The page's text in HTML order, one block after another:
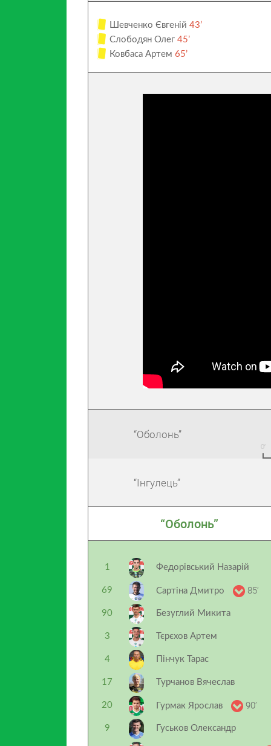
Шевченко Євгеній 43’
Слободян Олег 45’
Ковбаса Артем 65’
“Оболонь”
“Інгулець”
“Оболонь”
1 Федорівський Назарій
69 Сартіна Дмитро 85’
90 Безуглий Микита
3 Тєрєхов Артем
4 Пінчук Тарас
17 Турчанов Вячеслав
20 Гурмак Ярослав 90’
9 Гуськов Олександр